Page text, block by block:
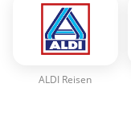
ALDI Reisen